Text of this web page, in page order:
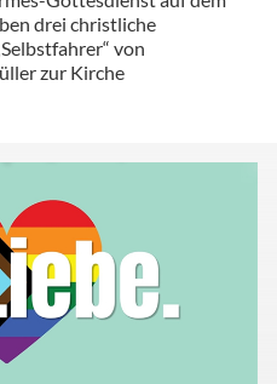
drei christliche
von
zur Kirche